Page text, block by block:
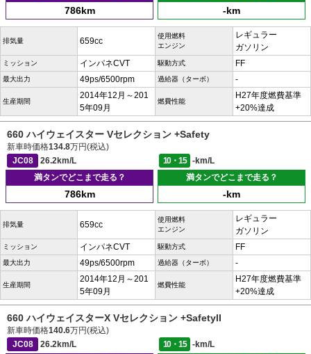
786km -km
排気量 659cc
使用燃料
エンジン
レギュラー
ガソリン
ミッション インパネCVT 駆動方式 FF
最大出力 49ps/6500rpm 過給器（ターボ） -
生産期間
2014年12月～201
5年09月
燃費性能
H27年度燃費基準
+20%達成
660 ハイウェイスター Vセレクション +Safety
新車時価格134.8万円(税込)
JC08
26.2km/L 10・15
-km/L
満タンでどこまで走る？
786km
満タンでどこまで走る？
-km
排気量 659cc
使用燃料
エンジン
レギュラー
ガソリン
ミッション インパネCVT 駆動方式 FF
最大出力 49ps/6500rpm 過給器（ターボ） -
生産期間
2014年12月～201
5年09月
燃費性能
H27年度燃費基準
+20%達成
660 ハイウェイスターX Vセレクション +SafetyII
新車時価格140.6万円(税込)
JC08
26.2km/L 10・15
-km/L